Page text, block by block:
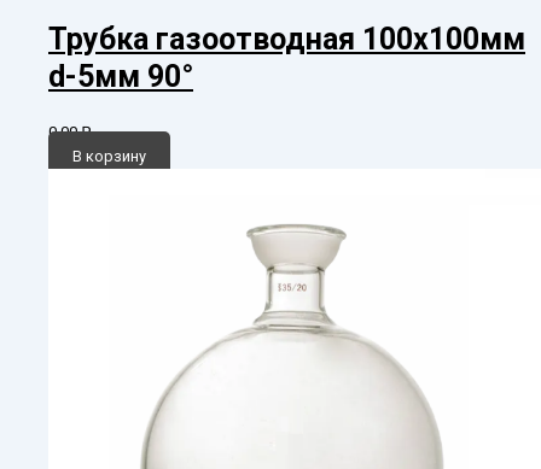
Трубка газоотводная 100х100мм
d-5мм 90°
0,00₽
В корзину